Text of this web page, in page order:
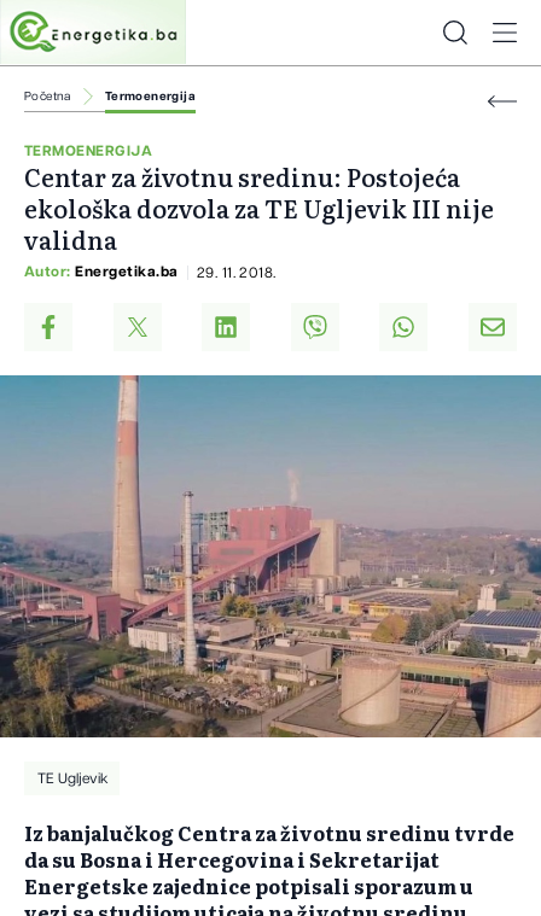
Početna Termoenergija
TERMOENERGIJA
Centar za životnu sredinu: Postojeća
ekološka dozvola za TE Ugljevik III nije
validna
Autor: Energetika.ba 29. 11. 2018.
TE Ugljevik
Iz banjalučkog Centra za životnu sredinu tvrde
da su Bosna i Hercegovina i Sekretarijat
Energetske zajednice potpisali sporazum u